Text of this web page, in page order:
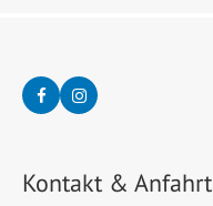
Kontakt & Anfahrt